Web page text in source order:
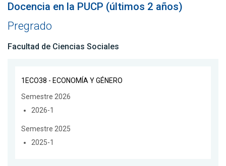
Docencia en la PUCP (últimos 2 años)
Pregrado
Facultad de Ciencias Sociales
1ECO38 - ECONOMÍA Y GÉNERO
Semestre 2026
2026-1
Semestre 2025
2025-1